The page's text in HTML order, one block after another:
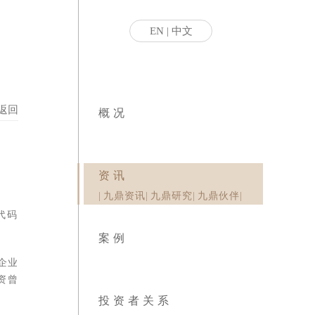
回
为
业，
曾于
EN| 中文
概况
资讯
九鼎资讯 九鼎研究 九鼎伙伴
案例
投资者关系